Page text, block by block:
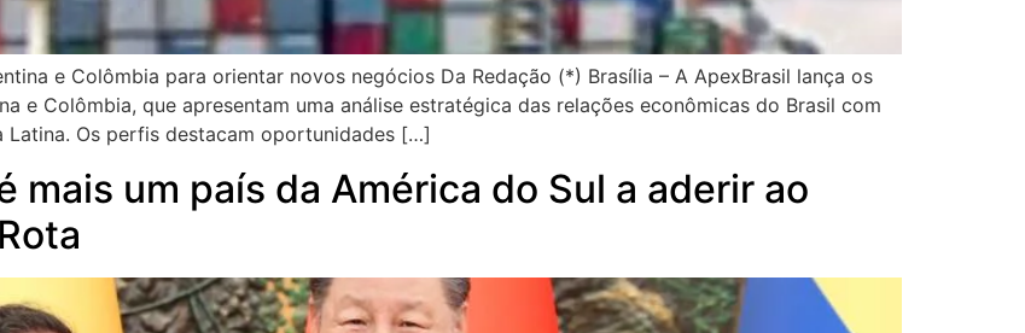
e Colômbia para orientar novos negócios Da Redação (*) Brasília – A ApexBrasil lança os
e Colômbia, que apresentam uma análise estratégica das relações econômicas do Brasil com
Os perfis destacam oportunidades […]
mais um país da América do Sul a aderir ao